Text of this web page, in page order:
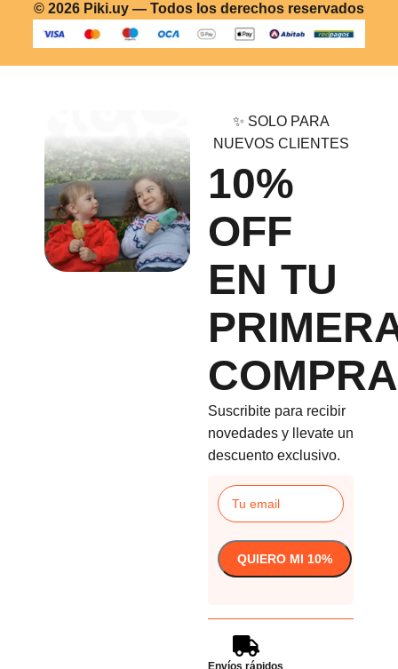
© 2026 Piki.uy — Todos los derechos reservados
✨ SOLO PARA
NUEVOS CLIENTES
10%
OFF
EN TU
COMPRA
Suscribite para recibir
novedades y llevate un
descuento exclusivo.